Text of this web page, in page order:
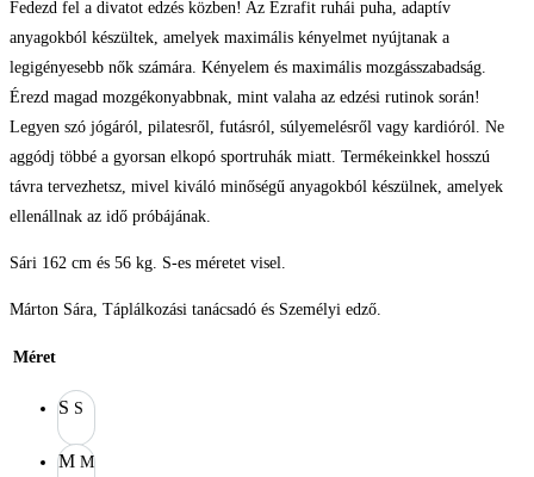
Fedezd fel a divatot edzés közben! Az Ezrafit ruhái puha, adaptív
anyagokból készültek, amelyek maximális kényelmet nyújtanak a
legigényesebb nők számára. Kényelem és maximális mozgásszabadság.
Érezd magad mozgékonyabbnak, mint valaha az edzési rutinok során!
Legyen szó jógáról, pilatesről, futásról, súlyemelésről vagy kardióról. Ne
aggódj többé a gyorsan elkopó sportruhák miatt. Termékeinkkel hosszú
távra tervezhetsz, mivel kiváló minőségű anyagokból készülnek, amelyek
ellenállnak az idő próbájának.
Sári 162 cm és 56 kg. S-es méretet visel.
Márton Sára, Táplálkozási tanácsadó és Személyi edző.
Méret
S S
M M